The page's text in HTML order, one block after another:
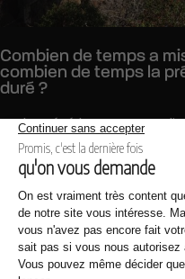
Combien de temps a
combien de temps la
duré ?
Cela a été long et
sanitaire du Covid vers la
tourné en France et dans
De l’écriture à la post-
sur 3 ans et demi.